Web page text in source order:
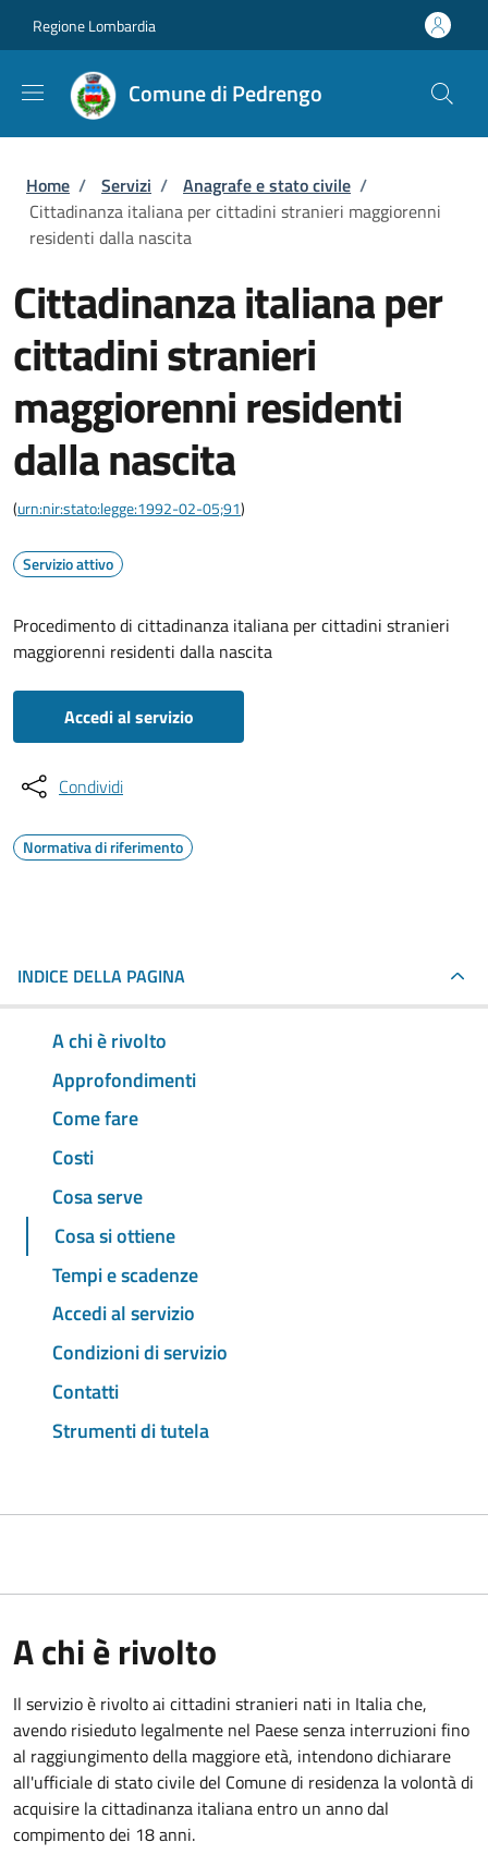
Regione Lombardia
Comune di Pedrengo
Briciole di pane
Home / Servizi / Anagrafe e stato civile /
Cittadinanza italiana per cittadini stranieri maggiorenni
residenti dalla nascita
Cittadinanza italiana per
cittadini stranieri
maggiorenni residenti
dalla nascita
(urn:nir:stato:legge:1992-02-05;91)
Servizio attivo
Procedimento di cittadinanza italiana per cittadini stranieri
maggiorenni residenti dalla nascita
Accedi al servizio
Condividi
Normativa di riferimento
INDICE DELLA PAGINA
A chi è rivolto
Approfondimenti
Come fare
Costi
Cosa serve
Cosa si ottiene
Tempi e scadenze
Accedi al servizio
Condizioni di servizio
Contatti
Strumenti di tutela
A chi è rivolto
Il servizio è rivolto ai cittadini stranieri nati in Italia che,
avendo risieduto legalmente nel Paese senza interruzioni fino
al raggiungimento della maggiore età, intendono dichiarare
all'ufficiale di stato civile del Comune di residenza la volontà di
acquisire la cittadinanza italiana entro un anno dal
compimento dei 18 anni.